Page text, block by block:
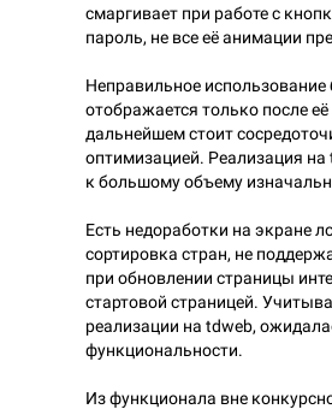
смаргивает при работе с
пароль, не все её анимации
Неправильное использование
отображается только после её
дальнейшем стоит
оптимизацией. Реализация
к большому объему
Есть недоработки на экране
сортировка стран, не
при обновлении страницы
стартовой страницей.
реализации на tdweb,
функциональности.
Из функционала вне